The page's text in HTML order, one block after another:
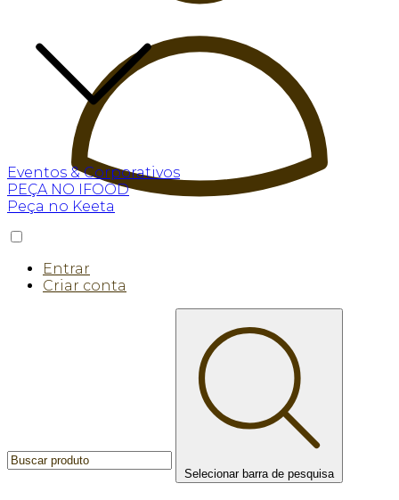
Eventos & Corporativos
PEÇA NO IFOOD
Peça no Keeta
Entrar
Criar conta
Selecionar barra de pesquisa